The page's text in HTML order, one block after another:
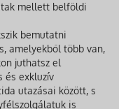
mellett belföldi
bemutatni
amelyekből több van,
juthatsz el
és exkluzív
utazásai között, s
is